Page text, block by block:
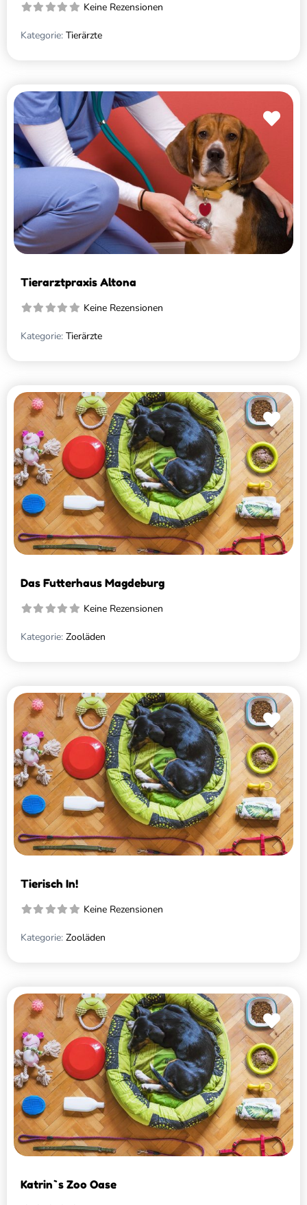
Keine Rezensionen
Kategorie: Tierärzte
Tierarztpraxis Altona
Keine Rezensionen
Kategorie: Tierärzte
Das Futterhaus Magdeburg
Keine Rezensionen
Kategorie: Zooläden
Tierisch In!
Keine Rezensionen
Kategorie: Zooläden
Katrin`s Zoo Oase